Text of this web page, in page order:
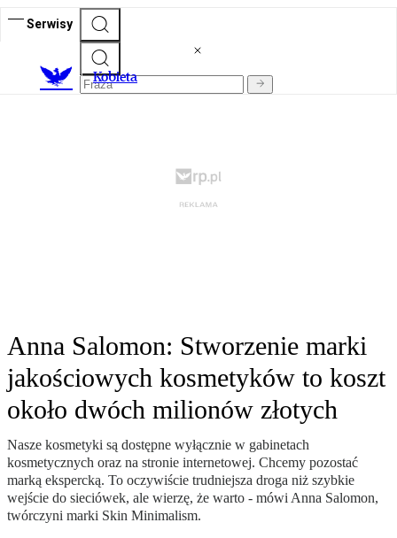
Serwisy
Kobieta
Anna Salomon: Stworzenie marki
jakościowych kosmetyków to koszt
około dwóch milionów złotych
Nasze kosmetyki są dostępne wyłącznie w gabinetach
kosmetycznych oraz na stronie internetowej. Chcemy pozostać
marką ekspercką. To oczywiście trudniejsza droga niż szybkie
wejście do sieciówek, ale wierzę, że warto - mówi Anna Salomon,
twórczyni marki Skin Minimalism.